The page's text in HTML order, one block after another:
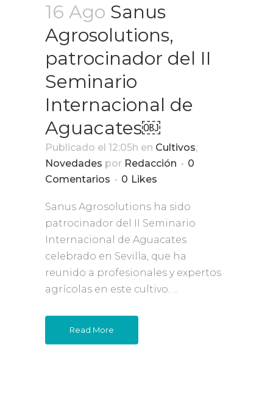
16 Ago Sanus
Agrosolutions,
patrocinador del II
Seminario
Internacional de
Aguacates￼
Publicado el 12:05h en Cultivos,
Novedades por Redacción
0
Comentarios
0 Likes
Sanus Agrosolutions ha sido
patrocinador del II Seminario
Internacional de Aguacates
celebrado en Sevilla, que ha
reunido a profesionales y expertos
agrícolas en este cultivo. ...
Read More